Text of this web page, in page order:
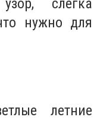
нужно для
летние